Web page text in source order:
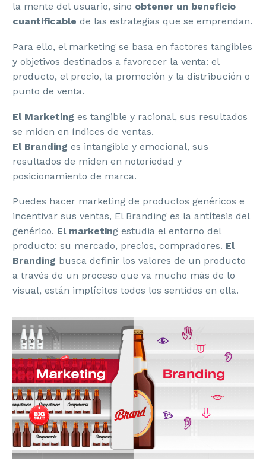
la mente del usuario, sino obtener un beneficio
cuantificable de las estrategias que se emprendan.
Para ello, el marketing se basa en factores tangibles
y objetivos destinados a favorecer la venta: el
producto, el precio, la promoción y la distribución o
punto de venta.
El Marketing es tangible y racional, sus resultados
se miden en índices de ventas.
El Branding es intangible y emocional, sus
resultados de miden en notoriedad y
posicionamiento de marca.
Puedes hacer marketing de productos genéricos e
incentivar sus ventas, El Branding es la antítesis del
genérico. El marketing estudia el entorno del
producto: su mercado, precios, compradores. El
Branding busca definir los valores de un producto
a través de un proceso que va mucho más de lo
visual, están implícitos todos los sentidos en ella.